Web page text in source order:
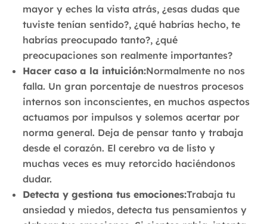
mayor y eches la vista atrás, ¿esas dudas que
tuviste tenían sentido?, ¿qué habrías hecho, te
habrías preocupado tanto?, ¿qué
preocupaciones son realmente importantes?
Hacer caso a la intuición:Normalmente no nos
falla. Un gran porcentaje de nuestros procesos
internos son inconscientes, en muchos aspectos
actuamos por impulsos y solemos acertar por
norma general. Deja de pensar tanto y trabaja
desde el corazón. El cerebro va de listo y
muchas veces es muy retorcido haciéndonos
dudar.
Detecta y gestiona tus emociones:Trabaja tu
ansiedad y miedos, detecta tus pensamientos y